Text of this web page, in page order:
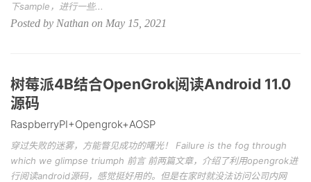
下sample，进行一些...
Posted by Nathan on May 15, 2021
树莓派4B结合OpenGrok阅读Android 11.0
源码
RaspberryPI+Opengrok+AOSP
穿过失败的迷雾，方能瞥见成功的曙光！ Failure is the fog through
which we glimpse triumph 前言 前两篇文章，介绍了利用opengrok进
行阅读android源码，感觉挺好用的。但是在家时就没法访问公司内网